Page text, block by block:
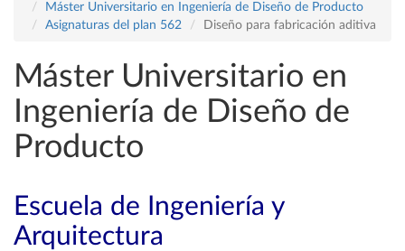
Máster Universitario en Ingeniería de Diseño de Producto
Asignaturas del plan 562
Diseño para fabricación aditiva
Máster Universitario en
Ingeniería de Diseño de
Producto
Escuela de Ingeniería y
Arquitectura